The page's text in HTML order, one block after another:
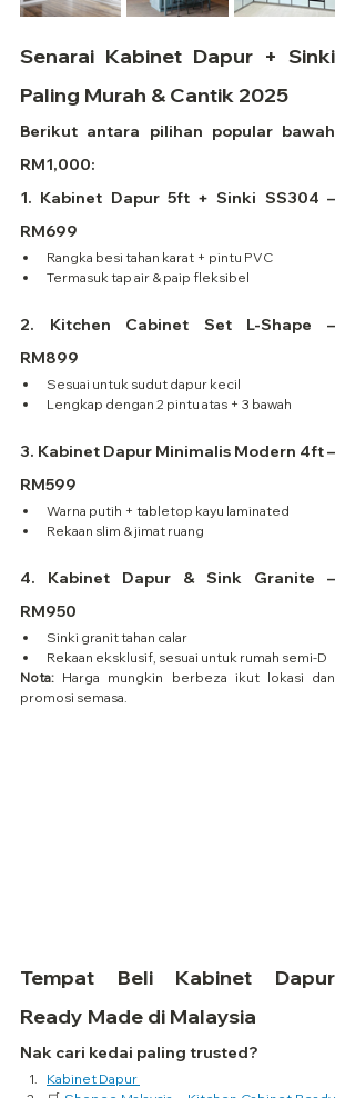
Senarai Kabinet Dapur + Sinki
Paling Murah & Cantik 2025
Berikut antara pilihan popular bawah
RM1,000:
1. Kabinet Dapur 5ft + Sinki SS304 –
RM699
Rangka besi tahan karat + pintu PVC
Termasuk tap air & paip fleksibel
2. Kitchen Cabinet Set L-Shape –
RM899
Sesuai untuk sudut dapur kecil
Lengkap dengan 2 pintu atas + 3 bawah
3. Kabinet Dapur Minimalis Modern 4ft –
RM599
Warna putih + tabletop kayu laminated
Rekaan slim & jimat ruang
4. Kabinet Dapur & Sink Granite –
RM950
Sinki granit tahan calar
Rekaan eksklusif, sesuai untuk rumah semi-D
Nota: Harga mungkin berbeza ikut lokasi dan
promosi semasa.
Tempat Beli Kabinet Dapur
Ready Made di Malaysia
Nak cari kedai paling trusted?
Kabinet Dapur